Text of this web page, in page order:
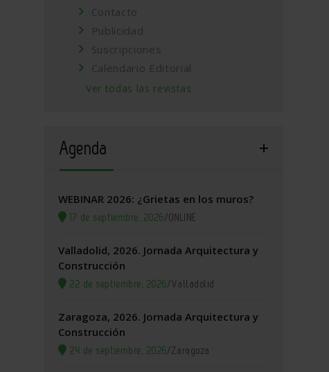
Contacto
Publicidad
Suscripciones
Calendario Editorial
Ver todas las revistas
Agenda
WEBINAR 2026: ¿Grietas en los muros?
17 de septiembre, 2026/ONLINE
Valladolid, 2026. Jornada Arquitectura y
Construcción
22 de septiembre, 2026/Valladolid
Zaragoza, 2026. Jornada Arquitectura y
Construcción
24 de septiembre, 2026/Zaragoza